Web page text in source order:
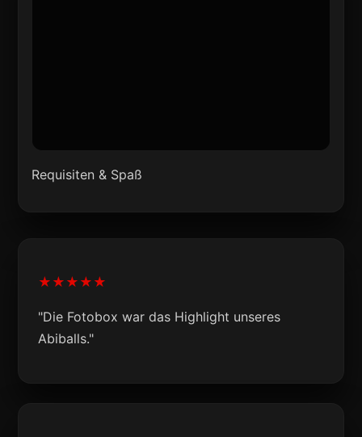
Requisiten & Spaß
★★★★★
"Die Fotobox war das Highlight unseres
Abiballs."